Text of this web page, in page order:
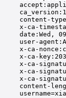
ca_version:1
content-
x-ca-
date:Wed,
user-
x-ca-
x-ca-
x-ca-
x-ca-
x-ca-
content-